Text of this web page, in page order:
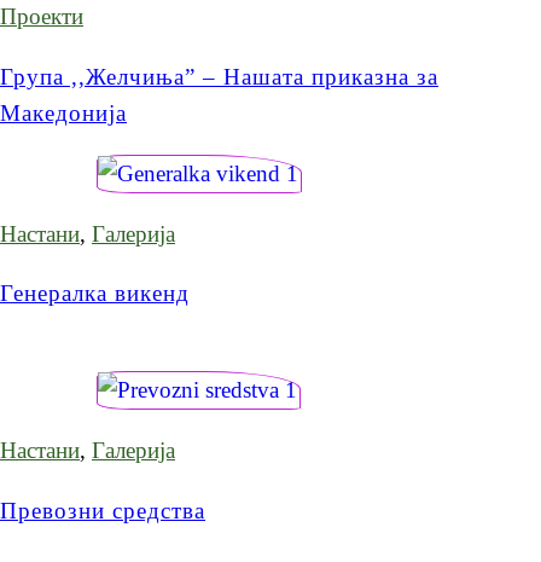
Проекти
Група ,,Желчиња” – Нашата приказна за
Македонија
Настани, Галерија
Генералка викенд
Настани, Галерија
Превозни средства